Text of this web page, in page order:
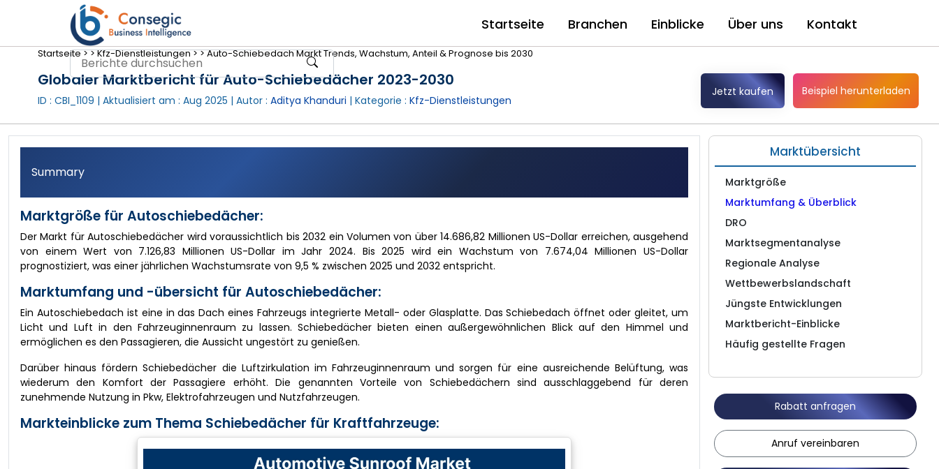
Startseite Branchen Einblicke Über uns Kontakt
Startseite >>Kfz-Dienstleistungen >>Auto-Schiebedach Markt Trends, Wachstum, Anteil & Prognose bis 2030
Globaler Marktbericht für Auto-Schiebedächer 2023-2030
ID : CBI_1109 | Aktualisiert am : Aug 2025 | Autor : Aditya Khanduri | Kategorie : Kfz-Dienstleistungen
Jetzt kaufen Beispiel herunterladen
Summary
Marktgröße für Autoschiebedächer:
Der Markt für Autoschiebedächer wird voraussichtlich bis 2032 ein Volumen von über 14.686,82 Millionen US-Dollar erreichen, ausgehend
von einem Wert von 7.126,83 Millionen US-Dollar im Jahr 2024. Bis 2025 wird ein Wachstum von 7.674,04 Millionen US-Dollar
prognostiziert, was einer jährlichen Wachstumsrate von 9,5 % zwischen 2025 und 2032 entspricht.
Marktumfang und -übersicht für Autoschiebedächer:
Ein Autoschiebedach ist eine in das Dach eines Fahrzeugs integrierte Metall- oder Glasplatte. Das Schiebedach öffnet oder gleitet, um
Licht und Luft in den Fahrzeuginnenraum zu lassen. Schiebedächer bieten einen außergewöhnlichen Blick auf den Himmel und
ermöglichen es den Passagieren, die Aussicht ungestört zu genießen.
Darüber hinaus fördern Schiebedächer die Luftzirkulation im Fahrzeuginnenraum und sorgen für eine ausreichende Belüftung, was
wiederum den Komfort der Passagiere erhöht. Die genannten Vorteile von Schiebedächern sind ausschlaggebend für deren
zunehmende Nutzung in Pkw, Elektrofahrzeugen und Nutzfahrzeugen.
Markteinblicke zum Thema Schiebedächer für Kraftfahrzeuge:
Marktübersicht
Marktgröße
Marktumfang & Überblick
DRO
Marktsegmentanalyse
Regionale Analyse
Wettbewerbslandschaft
Jüngste Entwicklungen
Marktbericht-Einblicke
Häufig gestellte Fragen
Rabatt anfragen
Anruf vereinbaren